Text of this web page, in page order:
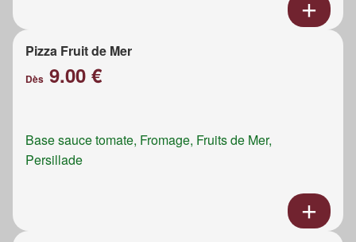
Pizza Fruit de Mer
Dès 9.00 €
Base sauce tomate, Fromage, Fruits de Mer,
Persillade